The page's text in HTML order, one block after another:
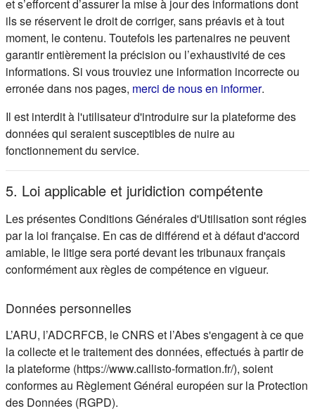
et s’efforcent d’assurer la mise à jour des informations dont
ils se réservent le droit de corriger, sans préavis et à tout
moment, le contenu. Toutefois les partenaires ne peuvent
garantir entièrement la précision ou l’exhaustivité de ces
informations. Si vous trouviez une information incorrecte ou
erronée dans nos pages, merci de nous en informer(s'ouvre
.
Il est interdit à l'utilisateur d'introduire sur la plateforme des
données qui seraient susceptibles de nuire au
fonctionnement du service.
5. Loi applicable et juridiction compétente
Les présentes Conditions Générales d'Utilisation sont régies
par la loi française. En cas de différend et à défaut d'accord
amiable, le litige sera porté devant les tribunaux français
conformément aux règles de compétence en vigueur.
Données personnelles
L’ARU, l’ADCRFCB, le CNRS et l’Abes s'engagent à ce que
la collecte et le traitement des données, effectués à partir de
la plateforme (https://www.callisto-formation.fr/), soient
conformes au Règlement Général européen sur la Protection
des Données (RGPD).